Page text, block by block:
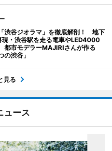
渋谷ジオラマ」を徹底解剖！ 地下
現・渋谷駅を走る電車やLED4000
市モデラーMAJIRIさんが作る
の渋谷」
見る
ュース